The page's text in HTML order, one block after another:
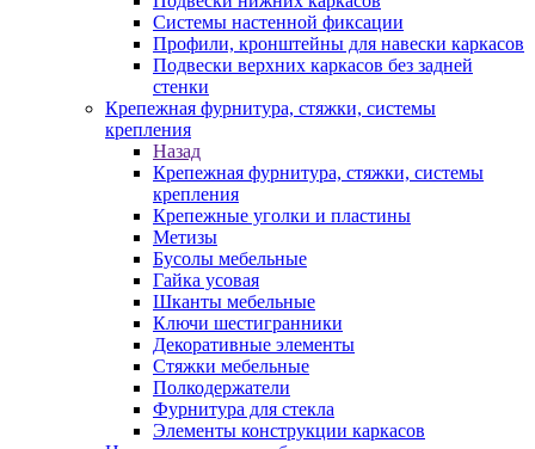
Системы настенной фиксации
Профили, кронштейны для навески каркасов
Подвески верхних каркасов без задней
стенки
Крепежная фурнитура, стяжки, системы
крепления
Назад
Крепежная фурнитура, стяжки, системы
крепления
Крепежные уголки и пластины
Метизы
Бусолы мебельные
Гайка усовая
Шканты мебельные
Ключи шестигранники
Декоративные элементы
Стяжки мебельные
Полкодержатели
Фурнитура для стекла
Элементы конструкции каркасов